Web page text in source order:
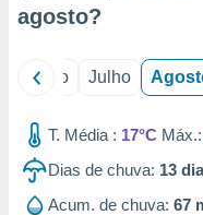
de
agosto?
Junho Julho
T. Média : 17°C Máx.:
Dias de chuva: 13
Acum. de chuva: 67